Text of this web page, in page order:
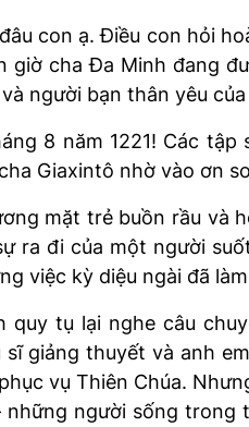
con ạ. Điều con hỏi
giờ cha Đa Minh đang
người bạn thân yêu của
8 năm 1221! Các
Giaxintô nhờ vào ơn
mặt trẻ buồn rầu và
ra đi của một người
việc kỳ diệu ngài đã
quy tụ lại nghe câu
sĩ giảng thuyết và anh
vụ Thiên Chúa.
những người sống